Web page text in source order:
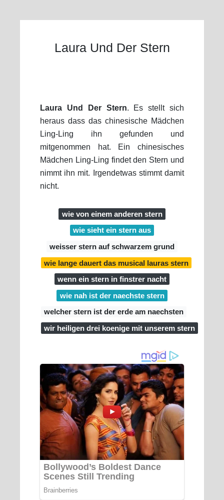
Laura Und Der Stern
Laura Und Der Stern. Es stellt sich
heraus dass das chinesische Mädchen
Ling-Ling ihn gefunden und
mitgenommen hat. Ein chinesisches
Mädchen Ling-Ling findet den Stern und
nimmt ihn mit. Irgendetwas stimmt damit
nicht.
wie von einem anderen stern
wie sieht ein stern aus
weisser stern auf schwarzem grund
wie lange dauert das musical lauras stern
wenn ein stern in finstrer nacht
wie nah ist der naechste stern
welcher stern ist der erde am naechsten
wir heiligen drei koenige mit unserem stern